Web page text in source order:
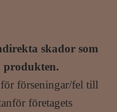
skador som
produkten.
förseningar/fel till
företagets